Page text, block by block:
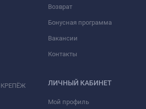
Возврат
Бонусная программа
Вакансии
Контакты
ЛИЧНЫЙ КАБИНЕТ
Мой профиль